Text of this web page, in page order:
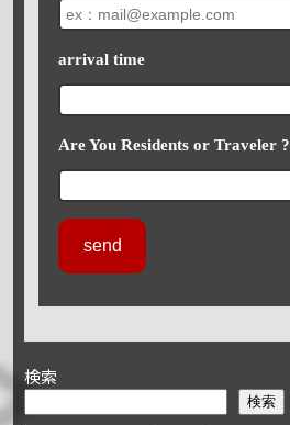
arrival time
Are You Residents or Traveler ?
検索
検索